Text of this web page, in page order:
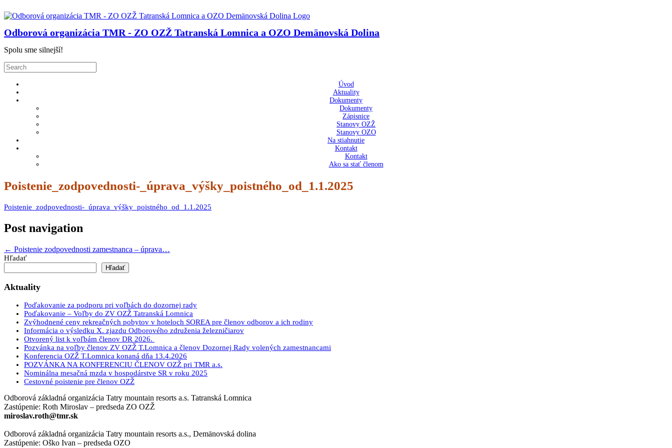
to
Odborová organizácia TMR - ZO OZŽ Tatranská Lomnica a OZO Demänovská Dolina
Spolu sme silnejší!
Search
for:
Úvod
Aktuality
Dokumenty
Dokumenty
Zápisnice
Stanovy OZŽ
Stanovy OZO
Na stiahnutie
Kontakt
Kontakt
Ako sa stať členom
Poistenie_zodpovednosti-_úprava_výšky_poistného_od_1.1.2025
Poistenie_zodpovednosti-_úprava_výšky_poistného_od_1.1.2025
Post navigation
← Poistenie zodpovednosti zamestnanca – úprava…
Hľadať
Hľadať
Aktuality
Poďakovanie za podporu pri voľbách do dozornej rady
Poďakovanie – Voľby do ZV OZŽ Tatranská Lomnica
Zvýhodnené ceny rekreačných pobytov v hoteloch SOREA pre členov odborov a ich rodiny
Informácia o výsledku X. zjazdu Odborového združenia železničiarov
Otvorený list k voľbám členov DR 2026.
Pozvánka na voľby členov ZV OZŽ T.Lomnica a členov Dozornej Rady volených zamestnancami
Konferencia OZŽ T.Lomnica konaná dňa 13.4.2026
POZVÁNKA NA KONFERENCIU ČLENOV OZŽ pri TMR a.s.
Nominálna mesačná mzda v hospodárstve SR v roku 2025
Cestovné poistenie pre členov OZŽ
Odborová základná organizácia Tatry mountain resorts a.s. Tatranská Lomnica
Zastúpenie: Roth Miroslav – predseda ZO OZŽ
miroslav.roth@tmr.sk
Odborová základná organizácia Tatry mountain resorts a.s., Demänovská dolina
Zastúpenie: Oško Ivan – predseda OZO